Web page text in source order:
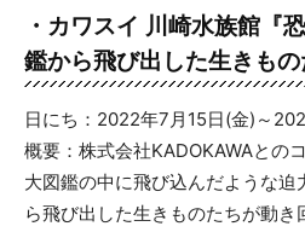
・カワスイ 川崎水族館『
鑑から飛び出した生きもの
日にち：2022年7月15日(金)～
概要：株式会社KADOKAWAとの
大図鑑の中に飛び込んだような
ら飛び出した生きものたちが動